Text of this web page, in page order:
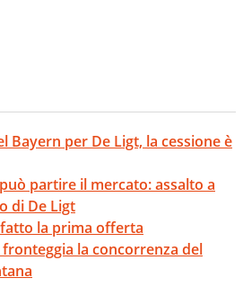
Bayern per De Ligt, la cessione è
partire il mercato: assalto a
di De Ligt
la prima offerta
fronteggia la concorrenza del